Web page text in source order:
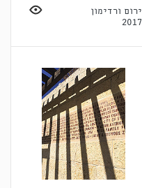
ירום ורדימון
2017